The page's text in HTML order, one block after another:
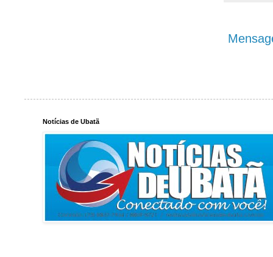
Notícias de Ubatã